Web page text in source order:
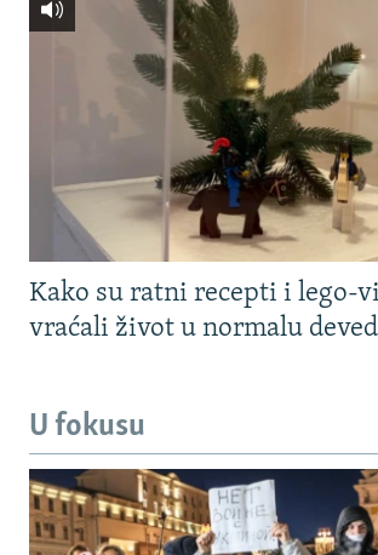
Kako su ratni recepti i lego-
vraćali život u normalu
U fokusu